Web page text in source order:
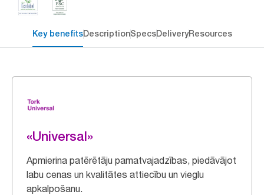
Key benefitsDescriptionSpecsDeliveryResources
«Universal»
Apmierina patērētāju pamatvajadzības, piedāvājot
labu cenas un kvalitātes attiecību un vieglu
apkalpošanu.